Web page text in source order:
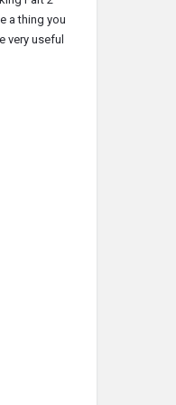
a thing you
very useful